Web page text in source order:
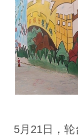
5月21日，